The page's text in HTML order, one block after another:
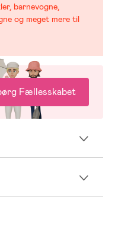
barnevogne,
og meget mere til
Fællesskabet